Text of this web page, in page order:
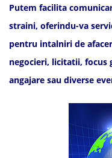
Putem facilita
straini, oferindu-va
pentru intalniri de
negocieri, licitatii,
angajare sau diverse